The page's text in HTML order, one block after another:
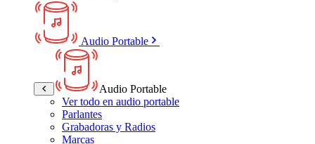
Audio Portable
Audio Portable
Ver todo en audio portable
Parlantes
Grabadoras y Radios
Marcas